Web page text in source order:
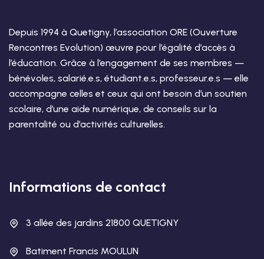
Depuis 1994 à Quetigny, l’association ORE (Ouverture
Rencontres Evolution) œuvre pour l’égalité d’accès à
l’éducation. Grâce à l’engagement de ses membres —
bénévoles, salarié.e.s, étudiant.e.s, professeur.e.s — elle
accompagne celles et ceux qui ont besoin d’un soutien
scolaire, d’une aide numérique, de conseils sur la
parentalité ou d’activités culturelles.
Informations de contact
3 allée des jardins 21800 QUETIGNY
Batiment Francis MOULUN